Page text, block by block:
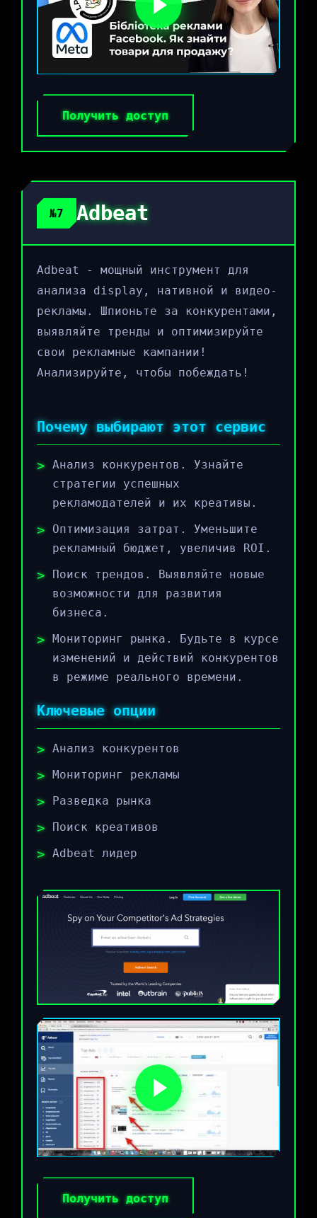
Получить доступ
№7 Adbeat
Adbeat - мощный инструмент для
анализа display, нативной и видео-
рекламы. Шпионьте за конкурентами,
выявляйте тренды и оптимизируйте
свои рекламные кампании!
Анализируйте, чтобы побеждать!
Почему выбирают этот сервис
Анализ конкурентов. Узнайте
стратегии успешных
рекламодателей и их креативы.
Оптимизация затрат. Уменьшите
рекламный бюджет, увеличив ROI.
Поиск трендов. Выявляйте новые
возможности для развития
бизнеса.
Мониторинг рынка. Будьте в курсе
изменений и действий конкурентов
в режиме реального времени.
Ключевые опции
Анализ конкурентов
Мониторинг рекламы
Разведка рынка
Поиск креативов
Adbeat лидер
Получить доступ